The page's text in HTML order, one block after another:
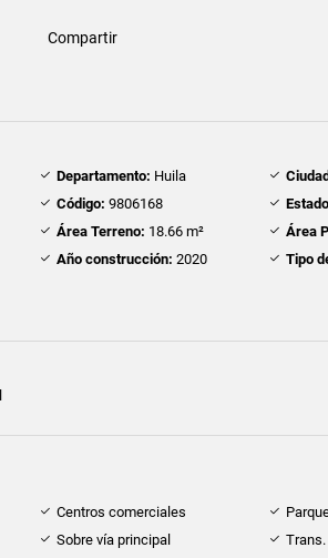
Compartir
Departamento: Huila
Código: 9806168
Área Terreno: 18.66 m² Área
Año construcción: 2020 Tipo
Centros comerciales
Sobre vía principal